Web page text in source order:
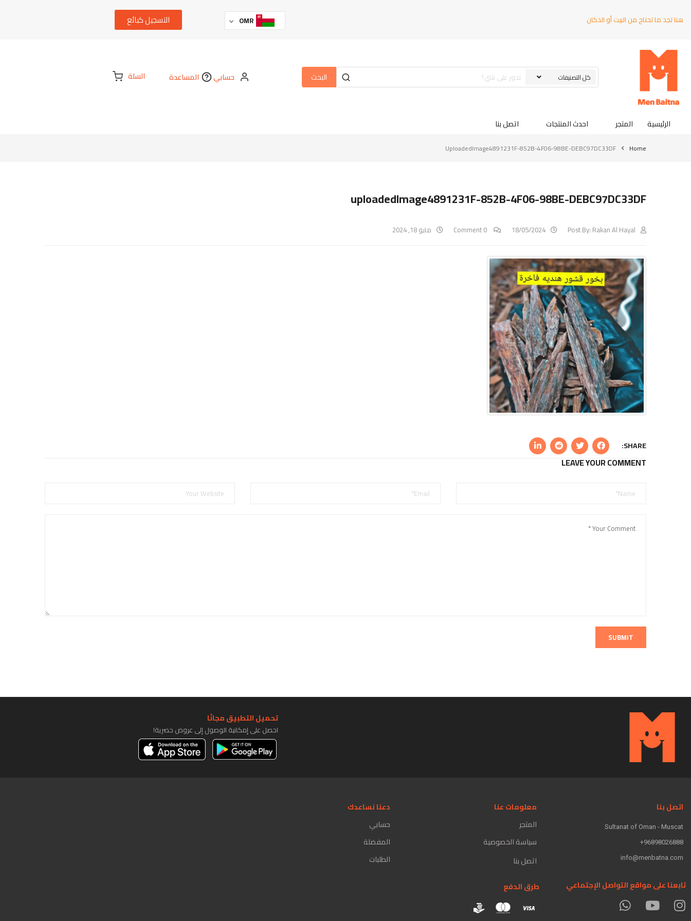
هنا تجد ما تحتاج من البيت أو الدكان OMR التسجيل كبائع
البحث حسابي المساعدة السلة
الرئيسية المتجر احدث المنتجات اتصل بنا
Home
UploadedImage4891231F-852B-4F06-98BE-DEBC97DC33DF
uploadedImage4891231F-852B-4F06-98BE-DEBC97DC33DF
Post By: Rakan Al Hayal
18/05/2024 مايو 18, 2024
SHARE:
LEAVE YOUR COMMENT
SUBMIT
تحميل التطبيق مجانًا
احصل على إمكانية الوصول إلى عروض حصرية!
اتصل بنا
Sultanat of Oman - Muscat
96898026888+
info@menbatna.com
معلومات عنا
المتجر
سياسة الخصوصية
اتصل بنا
دعنا نساعدك
حسابي
المفضلة
الطلبات
تابعنا على مواقع التواصل الإجتماعي
طرق الدفع